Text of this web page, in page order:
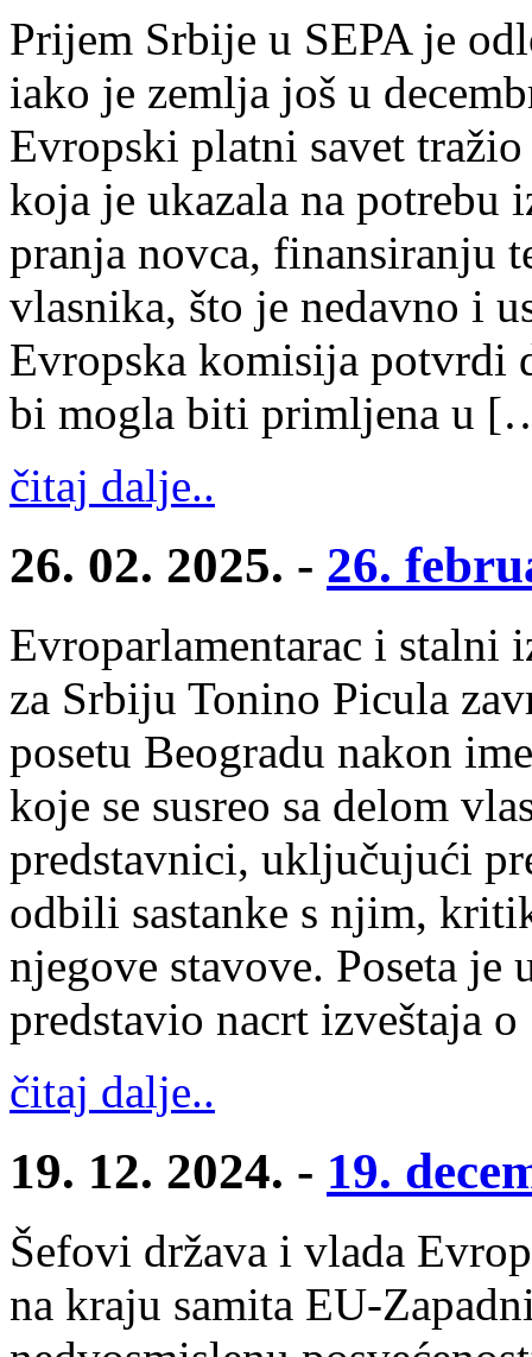
Prijem Srbije u SEPA je
iako je zemlja još u
Evropski platni savet
koja je ukazala na potrebu
pranja novca, finansiranju
vlasnika, što je nedavno i
Evropska komisija potvrdi
bi mogla biti primljena u
čitaj dalje..
26. 02. 2025. - 26.
Evroparlamentarac i stalni
za Srbiju Tonino Picula
posetu Beogradu nakon
koje se susreo sa delom
predstavnici, uključujući
odbili sastanke s njim,
njegove stavove. Poseta je
predstavio nacrt izveštaja
čitaj dalje..
19. 12. 2024. - 19.
Šefovi država i vlada
na kraju samita EU-